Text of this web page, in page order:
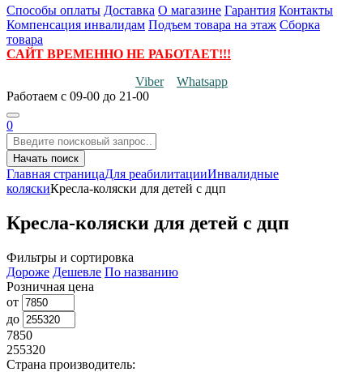
Способы оплаты Доставка О магазине Гарантия Контакты
Компенсация инвалидам Подъем товара на этаж Сборка
товара
САЙТ ВРЕМЕННО НЕ РАБОТАЕТ!!!
Viber
Whatsapp
Работаем с 09-00 до 21-00
0
Начать поиск
Главная страницаДля реабилитацииИнвалидные
коляскиКресла-коляски для детей с дцп
Кресла-коляски для детей с дцп
Фильтры и сортировка
Дороже Дешевле По названию
Розничная цена
от
до
7850
255320
Страна производитель: